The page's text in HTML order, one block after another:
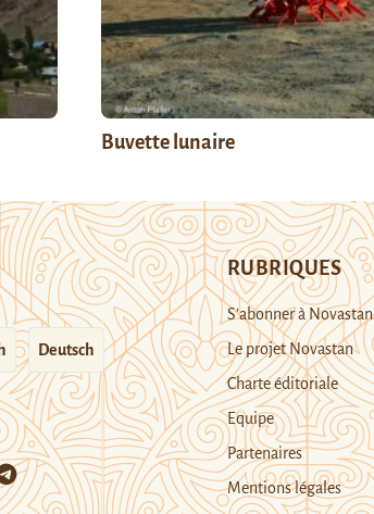
Buvette lunaire
Deutsch
RUBRIQUES
S’abonner à Novastan
Le projet Novastan
Charte éditoriale
Equipe
Partenaires
Mentions légales